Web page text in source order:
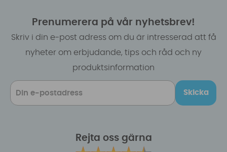
Prenumerera på vår nyhetsbrev!
Skriv i din e-post adress om du är intresserad att få
nyheter om erbjudande, tips och råd och ny
produktsinformation
Skicka
Rejta oss gärna